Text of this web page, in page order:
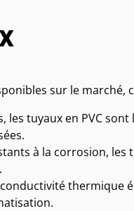
sur le marché,
les tuyaux en PVC
à la corrosion,
thermique